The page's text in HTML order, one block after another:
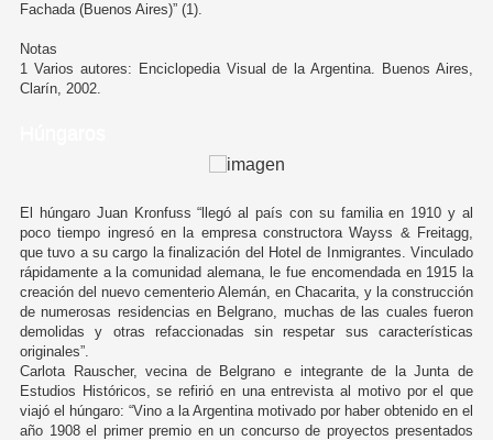
Fachada (Buenos Aires)” (1).
Notas
1 Varios autores: Enciclopedia Visual de la Argentina. Buenos Aires,
Clarín, 2002.
El húngaro Juan Kronfuss “llegó al país con su familia en 1910 y al
poco tiempo ingresó en la empresa constructora Wayss & Freitagg,
que tuvo a su cargo la finalización del Hotel de Inmigrantes. Vinculado
rápidamente a la comunidad alemana, le fue encomendada en 1915 la
creación del nuevo cementerio Alemán, en Chacarita, y la construcción
de numerosas residencias en Belgrano, muchas de las cuales fueron
demolidas y otras refaccionadas sin respetar sus características
originales”.
Carlota Rauscher, vecina de Belgrano e integrante de la Junta de
Estudios Históricos, se refirió en una entrevista al motivo por el que
viajó el húngaro: “Vino a la Argentina motivado por haber obtenido en el
año 1908 el primer premio en un concurso de proyectos presentados